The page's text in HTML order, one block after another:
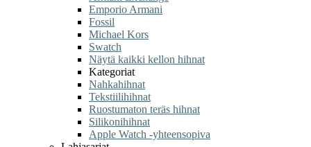
Emporio Armani
Fossil
Michael Kors
Swatch
Näytä kaikki kellon hihnat
Kategoriat
Nahkahihnat
Tekstiilihihnat
Ruostumaton teräs hihnat
Silikonihihnat
Apple Watch -yhteensopiva